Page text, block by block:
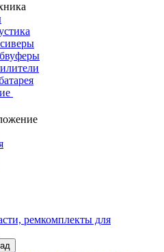
ремкомплекты для